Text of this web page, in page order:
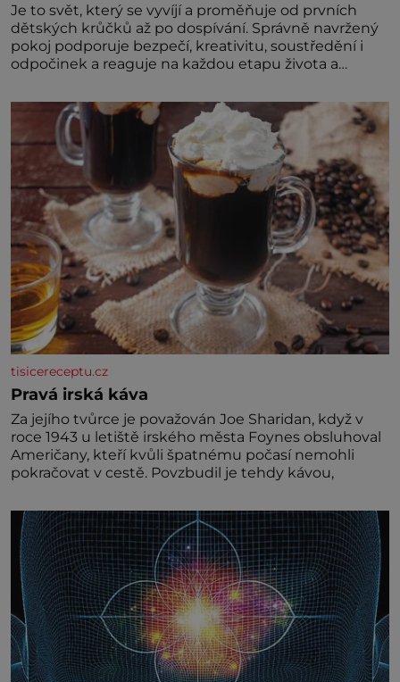
Je to svět, který se vyvíjí a proměňuje od prvních
dětských krůčků až po dospívání. Správně navržený
pokoj podporuje bezpečí, kreativitu, soustředění i
odpočinek a reaguje na každou etapu života a
jednoduchost, měkkost a bezpečí, proto by pokoj
miminka měl působit především klidně a útulně.
Předškolní věk je
tisicereceptu.cz
Pravá irská káva
Za jejího tvůrce je považován Joe Sharidan, když v
roce 1943 u letiště irského města Foynes obsluhoval
Američany, kteří kvůli špatnému počasí nemohli
pokračovat v cestě. Povzbudil je tehdy kávou,